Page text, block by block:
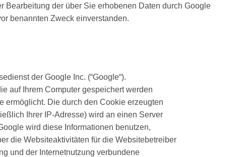
Bearbeitung der über Sie erhobenen Daten durch Google
benannten Zweck einverstanden.
der Google Inc. (“Google“).
auf Ihrem Computer gespeichert werden
ermöglicht. Die durch den Cookie erzeugten
Ihrer IP-Adresse) wird an einen Server
wird diese Informationen benutzen,
die Websiteaktivitäten für die Websitebetreiber
und der Internetnutzung verbundene